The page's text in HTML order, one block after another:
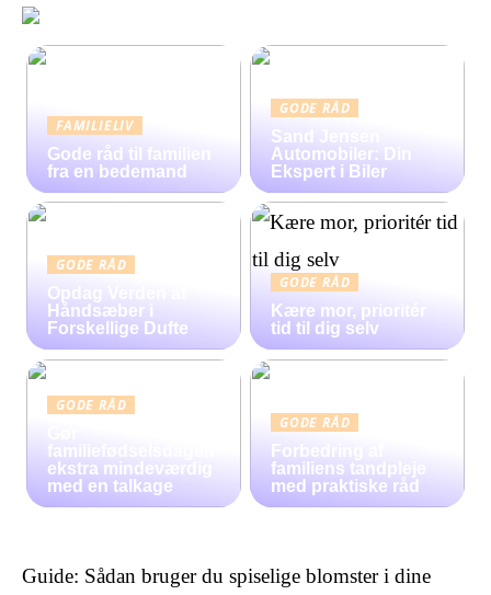
FAMILIELIV
Gode råd til familien
fra en bedemand
GODE RÅD
Sand Jensen
Automobiler: Din
Ekspert i Biler
GODE RÅD
Opdag Verden af
Håndsæber i
Forskellige Dufte
GODE RÅD
Kære mor, prioritér
tid til dig selv
GODE RÅD
familiefødselsdagen
ekstra mindeværdig
med en talkage
GODE RÅD
Forbedring af
familiens tandpleje
med praktiske råd
Guide: Sådan bruger du spiselige blomster i dine